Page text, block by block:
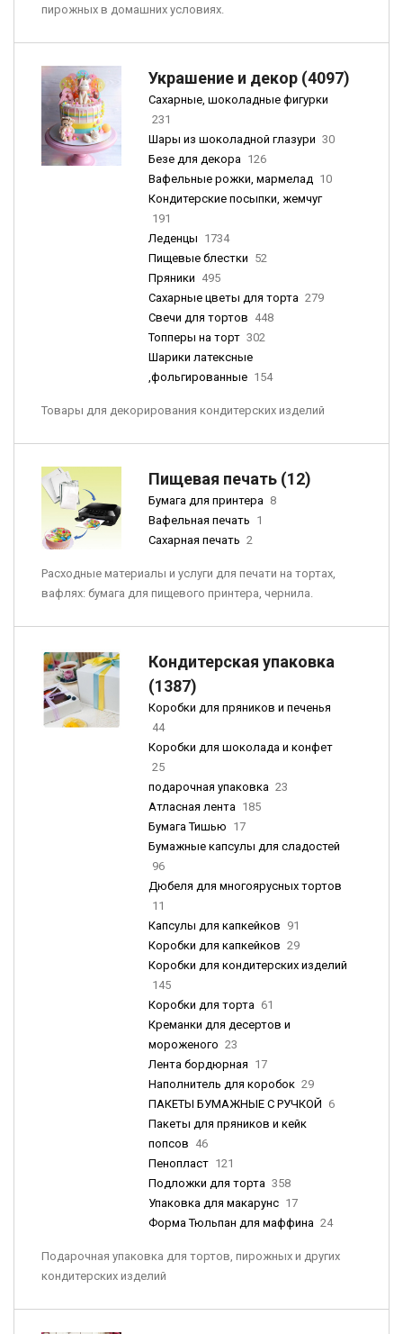
пирожных в домашних условиях.
Украшение и декор (4097)
Сахарные, шоколадные фигурки
231
Шары из шоколадной глазури 30
Безе для декора 126
Вафельные рожки, мармелад 10
Кондитерские посыпки, жемчуг
191
Леденцы 1734
Пищевые блестки 52
Пряники 495
Сахарные цветы для торта 279
Свечи для тортов 448
Топперы на торт 302
Шарики латексные
,фольгированные 154
Товары для декорирования кондитерских изделий
Пищевая печать (12)
Бумага для принтера 8
Вафельная печать 1
Сахарная печать 2
Расходные материалы и услуги для печати на тортах,
вафлях: бумага для пищевого принтера, чернила.
Кондитерская упаковка
(1387)
Коробки для пряников и печенья
44
Коробки для шоколада и конфет
25
подарочная упаковка 23
Атласная лента 185
Бумага Тишью 17
Бумажные капсулы для сладостей
96
Дюбеля для многоярусных тортов
11
Капсулы для капкейков 91
Коробки для капкейков 29
Коробки для кондитерских изделий
145
Коробки для торта 61
Креманки для десертов и
мороженого 23
Лента бордюрная 17
Наполнитель для коробок 29
ПАКЕТЫ БУМАЖНЫЕ С РУЧКОЙ 6
Пакеты для пряников и кейк
попсов 46
Пенопласт 121
Подложки для торта 358
Упаковка для макарунс 17
Форма Тюльпан для маффина 24
Подарочная упаковка для тортов, пирожных и других
кондитерских изделий